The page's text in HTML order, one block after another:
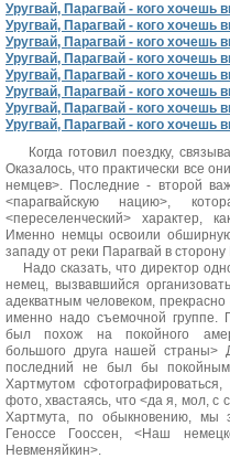
Уругвай, Парагвай - кого хочешь
Уругвай, Парагвай - кого хочешь
Уругвай, Парагвай - кого хочешь
Уругвай, Парагвай - кого хочешь
Уругвай, Парагвай - кого хочешь
Уругвай, Парагвай - кого хочешь
Уругвай, Парагвай - кого хочешь
Уругвай, Парагвай - кого хочешь
Когда готовил поездку,
Оказалось, что практически все
немцев>. Последние - второй
<парагвайскую нацию>,
<переселенческий> характер,
Именно немцы освоили
западу от реки Парагвай в
Надо сказать, что директор
немец, вызвавшийся
адекватным человеком,
именно надо съемочной группе.
был похож на покойного
большого друга нашей
последний не был бы
Хартмутом
фото, хвастаясь, что <да я, мол, с
Хартмута, по обыкновению, мы
Геноссе Гооссен, <Наш
Невменяйкин>.